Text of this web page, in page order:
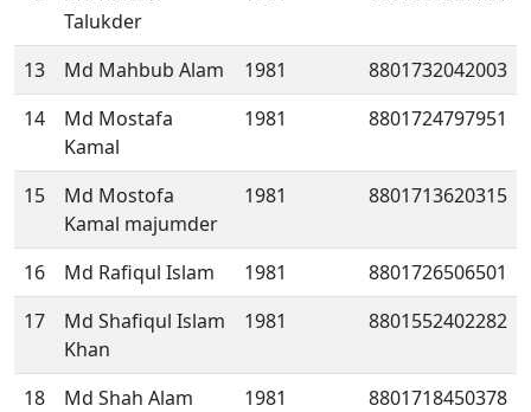
Talukder
13 Md Mahbub Alam 1981
8801732042003
14
Md Mostafa
Kamal
1981 8801724797951
15
Md Mostofa
Kamal majumder
1981 8801713620315
16 Md Rafiqul Islam 1981
8801726506501
17
Md Shafiqul Islam
Khan
1981 8801552402282
18
Md Shah Alam
1981 8801718450378